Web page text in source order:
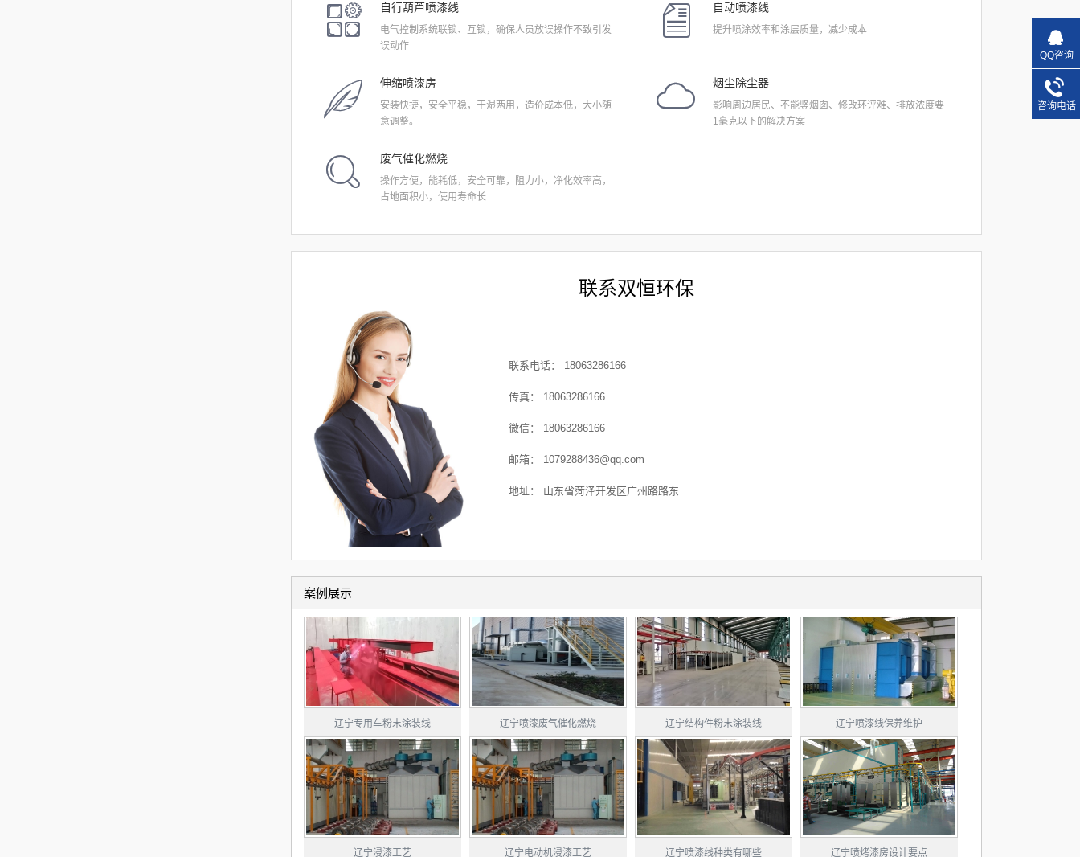
 自行葫芦喷漆线
电气控制系统联锁、互锁，确保人员放误操作不致引发
误动作
 自动喷漆线
提升喷涂效率和涂层质量，减少成本
 伸缩喷漆房
安装快捷，安全平稳，干湿两用，造价成本低，大小随
意调整。
 烟尘除尘器
影响周边居民、不能竖烟囱、修改环评难、排放浓度要
1毫克以下的解决方案
 废气催化燃烧
操作方便，能耗低，安全可靠，阻力小，净化效率高，
占地面积小，使用寿命长
联系双恒环保
联系电话： 18063286166
传真： 18063286166
微信： 18063286166
邮箱： 1079288436@qq.com
地址： 山东省菏泽开发区广州路路东
案例展示
辽宁专用车粉末涂装线 辽宁喷漆废气催化燃烧 辽宁结构件粉末涂装线 辽宁喷漆线保养维护
QQ咨询
咨询电话